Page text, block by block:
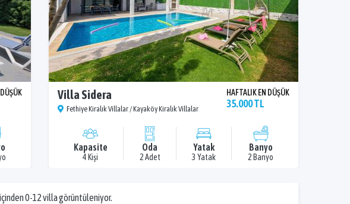
Villa Sidera
Fethiye Kiralık Villalar / Kayaköy Kiralık Villalar
HAFTALIK EN DÜŞÜK
35.000 TL
Kapasite
4 Kişi
Oda
2 Adet
Yatak
3 Yatak
Banyo
2 Banyo
0-12 villa görüntüleniyor.